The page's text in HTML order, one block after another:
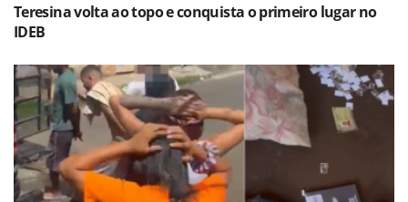
Teresina volta ao topo e conquista o primeiro lugar no
IDEB